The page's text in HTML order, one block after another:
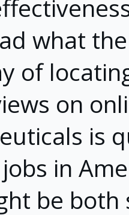
what
of
on
is
in
be